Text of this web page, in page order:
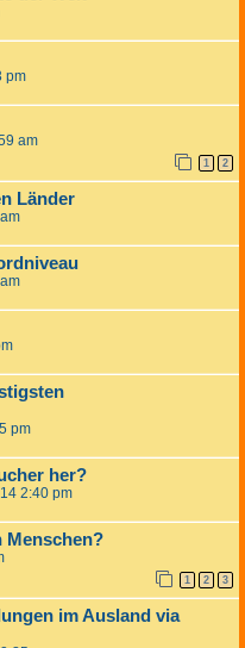
pm
am
1 2
Länder
pm
her?
2:40 pm
Menschen?
1 2 3
im Ausland via